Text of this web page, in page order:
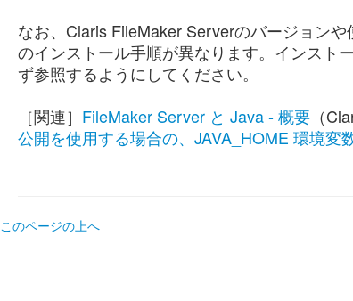
なお、Claris FileMaker Serverのバージョン
のインストール手順が異なります。インスト
ず参照するようにしてください。
［関連］ FileMaker Server と Java - 概要 （
公開を使用する場合の、JAVA_HOME 環境変
このページの上へ